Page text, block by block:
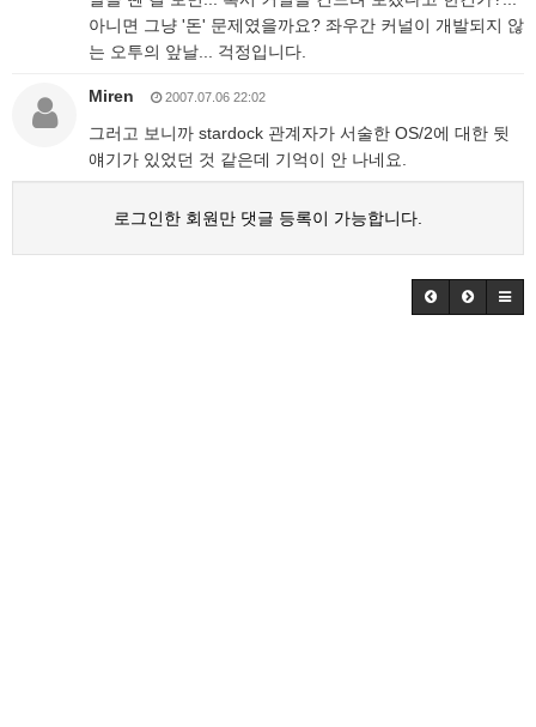
아니면 그냥 '돈' 문제였을까요? 좌우간 커널이 개발되지 않
는 오투의 앞날... 걱정입니다.
Miren 2007.07.06 22:02
그러고 보니까 stardock 관계자가 서술한 OS/2에 대한 뒷
얘기가 있었던 것 같은데 기억이 안 나네요.
로그인한 회원만 댓글 등록이 가능합니다.